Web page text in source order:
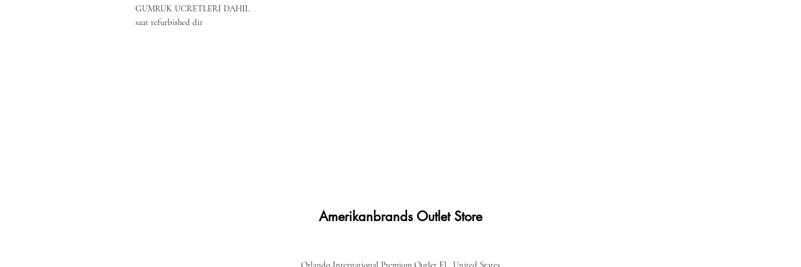
GUMRUK UCRETLERI DAHIL
saat refurbished dir
Amerikanbrands Outlet Store
Orlando International Premium Outlet FL, United States